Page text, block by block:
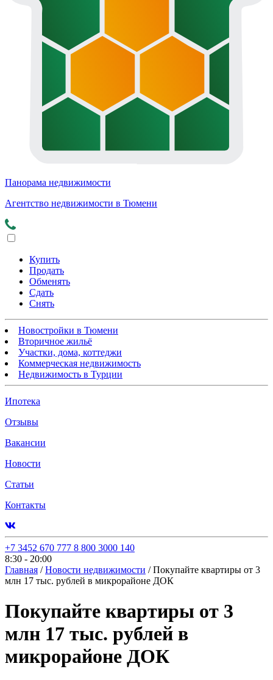
Панорама недвижимости
Агентство недвижимости в Тюмени
Купить
Продать
Обменять
Сдать
Снять
Новостройки в Тюмени
Вторичное жильё
Участки, дома, коттеджи
Коммерческая недвижимость
Недвижимость в Турции
Ипотека
Отзывы
Вакансии
Новости
Статьи
Контакты
+7 3452 670 777 8 800 3000 140
8:30 - 20:00
Главная / Новости недвижимости / Покупайте квартиры от 3
млн 17 тыс. рублей в микрорайоне ДОК
Покупайте квартиры от 3
млн 17 тыс. рублей в
микрорайоне ДОК